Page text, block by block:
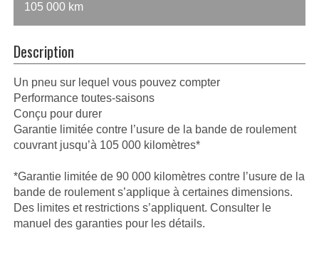
105 000 km
Description
Un pneu sur lequel vous pouvez compter
Performance toutes-saisons
Conçu pour durer
Garantie limitée contre l’usure de la bande de roulement
couvrant jusqu’à 105 000 kilomètres*
*Garantie limitée de 90 000 kilomètres contre l’usure de la
bande de roulement s’applique à certaines dimensions.
Des limites et restrictions s’appliquent. Consulter le
manuel des garanties pour les détails.